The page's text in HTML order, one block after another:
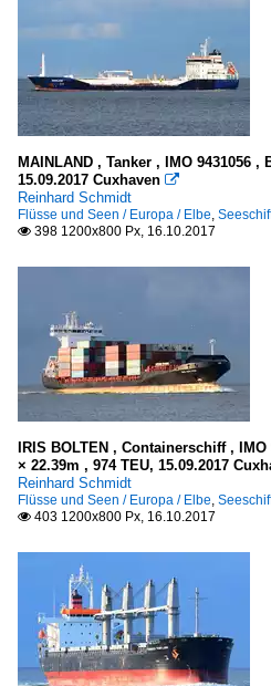
MAINLAND , Tanker , IMO 9431056 ,
15.09.2017 Cuxhaven 
Reinhard Schmidt
Flüsse und Seen / Europa / Elbe,
 398 1200x800 Px, 16.10.2017
IRIS BOLTEN , Containerschiff ,
× 22.39m , 974 TEU, 15.09.2017
Reinhard Schmidt
Flüsse und Seen / Europa / Elbe,
 403 1200x800 Px, 16.10.2017